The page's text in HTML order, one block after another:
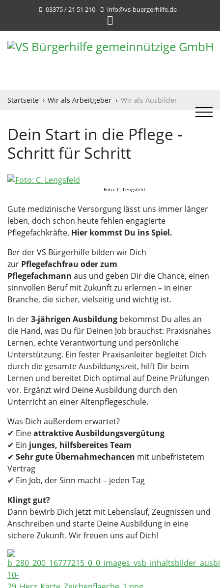
03375 / 21 51 210 info@vs-buergerhilfe.de
Startseite Wir als Arbeitgeber Wir als Ausbilder
Dein Start in die Pflege -
Schritt für Schritt
Foto: C. Lengsfeld
Gute medizinische Versorgung lässt uns immer länger
leben, doch schon heute fehlen engagierte
Pflegefachkräfte. Hier kommst Du ins Spiel.
Ber der VS Bürgerhilfe bilden wir Dich
zur Pflegefachfrau oder zum
Pflegefachmann aus und geben Dir die Chance, einen
sinnvollen Beruf mit Zukunft zu erlernen – in einer
Branche, die sicher, vielseitig und wichtig ist.
In der3-jährigen Ausbildung bekommst Du alles an
die Hand, was Du für Deinen Job brauchst: Praxisnahes
Lernen, echte Verantwortung und persönliche
Unterstützung. Ein fester Praxisanleiter begleitet Dich
durch die gesamte Ausbildungszeit, hilft Dir beim
Lernen und bereitet Dich optimal auf Deine Prüfungen
vor. Ergänzt wird Deine Ausbildung durch den
Unterricht an einer Altenpflegeschule.
Was Dich außerdem erwartet?
✔ Eineattraktive Ausbildungsvergütung
✔ Ein junges, hilfsbereites Team
✔ Sehr gute Übernahmechancen mit unbefristetem
Vertrag
✔ Ein Job, der Sinn macht – jeden Tag
Klingt gut?
Dann bewirb Dich jetzt mit Lebenslauf, Zeugnissen und
Anschreiben und starte Deine Ausbildung in eine
sichere Zukunft. Wir freuen uns auf Dich!